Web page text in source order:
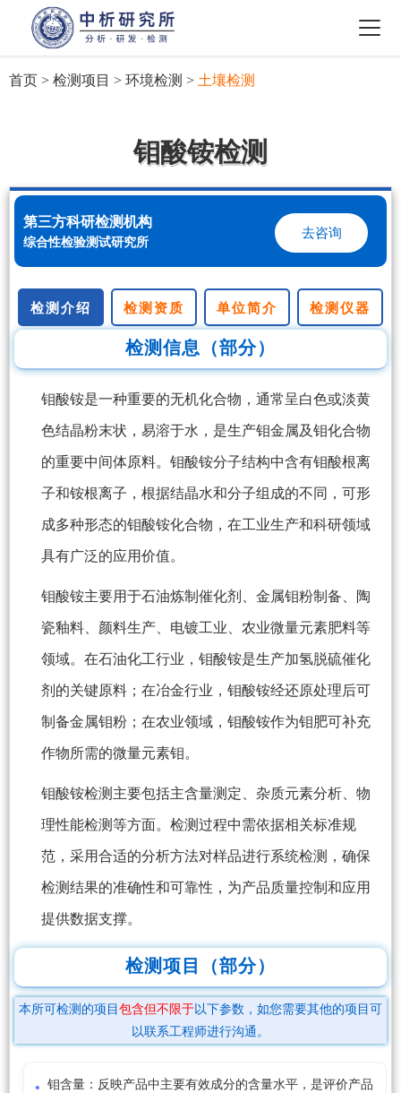
首页 > 检测项目 > 环境检测 > 土壤检测
钼酸铵检测
第三方科研检测机构
综合性检验测试研究所
去咨询
检测介绍 检测资质 单位简介 检测仪器
检测信息（部分）
钼酸铵是一种重要的无机化合物，通常呈白色或淡黄
色结晶粉末状，易溶于水，是生产钼金属及钼化合物
的重要中间体原料。钼酸铵分子结构中含有钼酸根离
子和铵根离子，根据结晶水和分子组成的不同，可形
成多种形态的钼酸铵化合物，在工业生产和科研领域
具有广泛的应用价值。
钼酸铵主要用于石油炼制催化剂、金属钼粉制备、陶
瓷釉料、颜料生产、电镀工业、农业微量元素肥料等
领域。在石油化工行业，钼酸铵是生产加氢脱硫催化
剂的关键原料；在冶金行业，钼酸铵经还原处理后可
制备金属钼粉；在农业领域，钼酸铵作为钼肥可补充
作物所需的微量元素钼。
钼酸铵检测主要包括主含量测定、杂质元素分析、物
理性能检测等方面。检测过程中需依据相关标准规
范，采用合适的分析方法对样品进行系统检测，确保
检测结果的准确性和可靠性，为产品质量控制和应用
提供数据支撑。
检测项目（部分）
本所可检测的项目 包含但不限于以下参数，如您需要其他的项目可
以联系工程师进行沟通。
钼含量：反映产品中主要有效成分的含量水平，是评价产品